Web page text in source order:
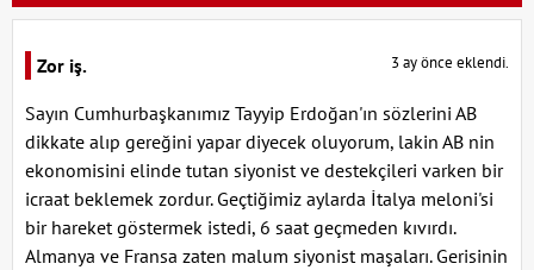
Zor iş. 3 ay önce eklendi.
Sayın Cumhurbaşkanımız Tayyip Erdoğan'ın sözlerini AB
dikkate alıp gereğini yapar diyecek oluyorum, lakin AB nin
ekonomisini elinde tutan siyonist ve destekçileri varken bir
icraat beklemek zordur. Geçtiğimiz aylarda İtalya meloni'si
bir hareket göstermek istedi, 6 saat geçmeden kıvırdı.
Almanya ve Fransa zaten malum siyonist maşaları. Gerisinin